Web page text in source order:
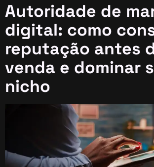
Autoridade de
digital: como
reputação antes
venda e dominar
nicho